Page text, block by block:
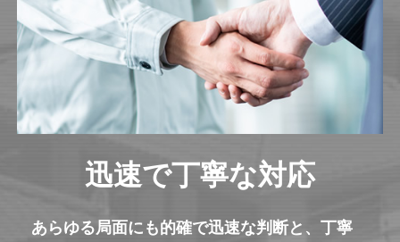
迅速で丁寧な対応
あらゆる局面にも的確で迅速な判断と、丁寧